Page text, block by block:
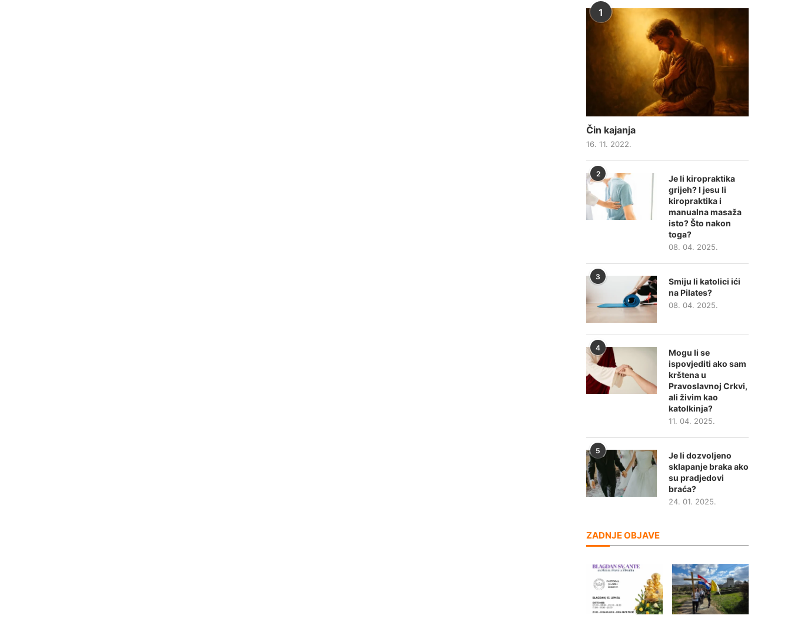
1
Čin kajanja
16. 11. 2022.
2
Je li kiropraktika
grijeh? I jesu li
kiropraktika i
manualna masaža
isto? Što nakon
toga?
08. 04. 2025.
3
Smiju li katolici ići
na Pilates?
08. 04. 2025.
4
Mogu li se
ispovjediti ako sam
krštena u
Pravoslavnoj Crkvi,
ali živim kao
katolkinja?
11. 04. 2025.
5
Je li dozvoljeno
sklapanje braka ako
su pradjedovi
braća?
24. 01. 2025.
ZADNJE OBJAVE